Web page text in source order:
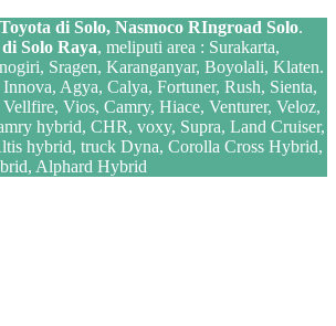
di Solo, Nasmoco RIngroad Solo.
Solo Raya, meliputi area : Surakarta,
Sragen, Karanganyar, Boyolali, Klaten.
Agya, Calya, Fortuner, Rush, Sienta,
Vios, Camry, Hiace, Venturer, Veloz,
hybrid, CHR, voxy, Supra, Land Cruiser,
hybrid, truck Dyna, Corolla Cross Hybrid,
Alphard Hybrid